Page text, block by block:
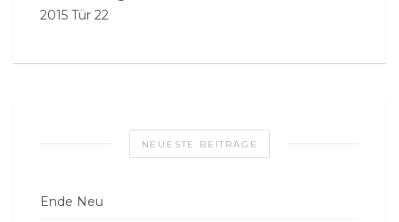
2015 Tür 22
NEUESTE BEITRÄGE
Ende Neu